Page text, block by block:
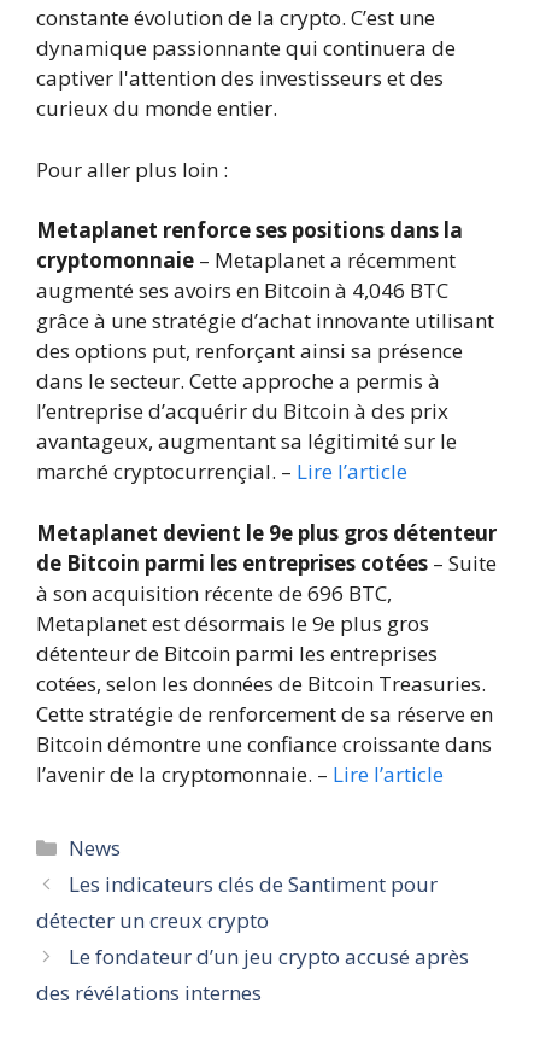
constante évolution de la crypto. C’est une
dynamique passionnante qui continuera de
captiver l'attention des investisseurs et des
curieux du monde entier.
Pour aller plus loin :
Metaplanet renforce ses positions dans la
cryptomonnaie – Metaplanet a récemment
augmenté ses avoirs en Bitcoin à 4,046 BTC
grâce à une stratégie d’achat innovante utilisant
des options put, renforçant ainsi sa présence
dans le secteur. Cette approche a permis à
l’entreprise d’acquérir du Bitcoin à des prix
avantageux, augmentant sa légitimité sur le
marché cryptocurrençial. – Lire l’article
Metaplanet devient le 9e plus gros détenteur
de Bitcoin parmi les entreprises cotées – Suite
à son acquisition récente de 696 BTC,
Metaplanet est désormais le 9e plus gros
détenteur de Bitcoin parmi les entreprises
cotées, selon les données de Bitcoin Treasuries.
Cette stratégie de renforcement de sa réserve en
Bitcoin démontre une confiance croissante dans
l’avenir de la cryptomonnaie. – Lire l’article
Catégories
News
Les indicateurs clés de Santiment pour
détecter un creux crypto
Le fondateur d’un jeu crypto accusé après
des révélations internes